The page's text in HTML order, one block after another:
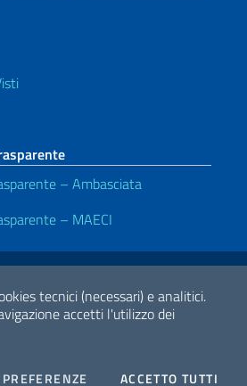
tecnici (necessari) e analitici.
accetti l'utilizzo dei
PREFERENZE COOKIESACCETTO TUTTI
– Ambasciata
– MAECI